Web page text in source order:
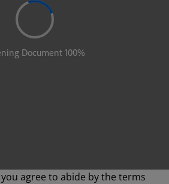
you agree to abide by the terms